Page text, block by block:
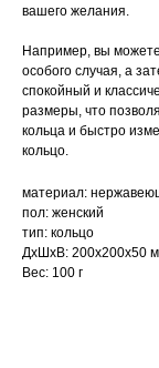
вашего желания.
Например, вы можете
особого случая, а
спокойный и
размеры, что
кольца и быстро
кольцо.
материал:
пол: женский
тип: кольцо
ДxШxВ: 200x200x50
Вес: 100 г